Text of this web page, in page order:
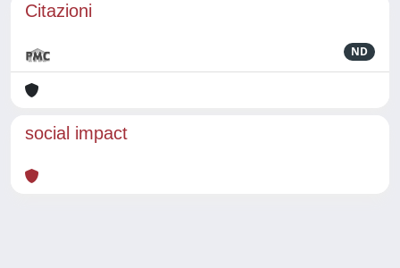
Citazioni
ND
social impact